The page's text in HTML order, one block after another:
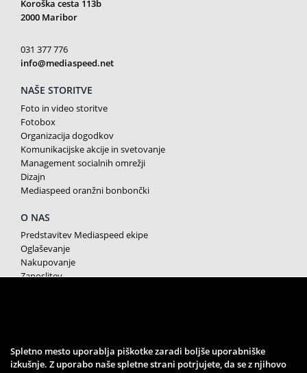
Koroška cesta 113b
2000 Maribor
031 377 776
info@mediaspeed.net
NAŠE STORITVE
Foto in video storitve
Fotobox
Organizacija dogodkov
Komunikacijske akcije in svetovanje
Management socialnih omrežji
Dizajn
Mediaspeed oranžni bonbončki
O NAS
Predstavitev Mediaspeed ekipe
Oglaševanje
Nakupovanje
Zaposlitev
SPREMLJAJTE NAS
Spletno mesto uporablja piškotke zaradi boljše uporabniške
izkušnje. Z uporabo naše spletne strani potrjujete, da se z njihovo